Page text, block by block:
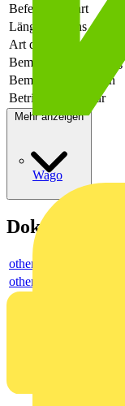
Wago
Befestigungsart
Länge des Pins
Art der Verbindung
Bemessungsspannung
Bemessungsstrom In
Betriebstemperatur
Mehr anzeigen
Dokumente
others
others